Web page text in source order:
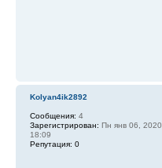
Kolyan4ik2892
Сообщения: 4
Зарегистрирован: Пн янв 06, 2020
18:09
Репутация: 0